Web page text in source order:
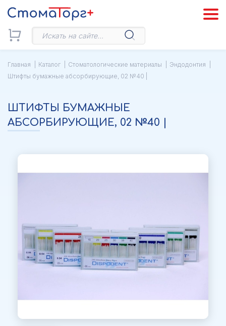
Главная Каталог Стоматологические материалы
Эндодонтия
Штифты бумажные абсорбирующие, 02 №40 |
ШТИФТЫ БУМАЖНЫЕ
АБСОРБИРУЮЩИЕ, 02 №40 |